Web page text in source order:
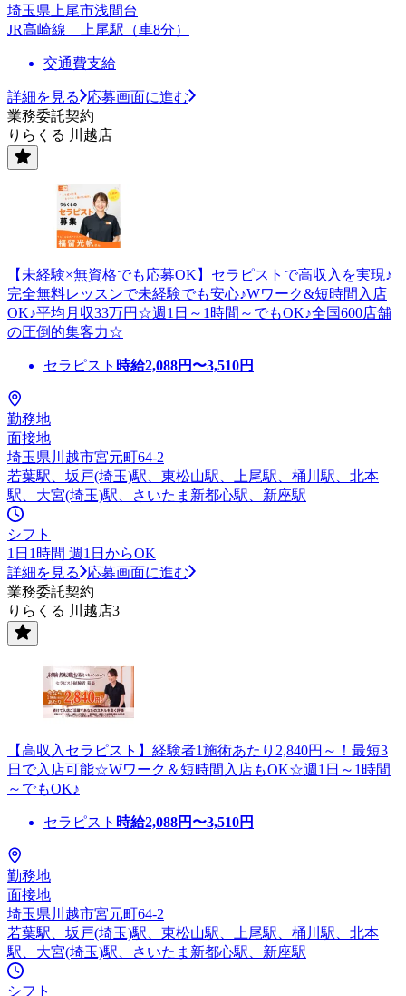
埼玉県上尾市浅間台
JR高崎線 上尾駅（車8分）
交通費支給
詳細を見る
応募画面に進む
業務委託契約
りらくる 川越店
【未経験×無資格でも応募OK】セラピストで高収入を実現♪
完全無料レッスンで未経験でも安心♪Wワーク&短時間入店
OK♪平均月収33万円☆週1日～1時間～でもOK♪全国600店舗
の圧倒的集客力☆
セラピスト 時給2,088円〜3,510円
勤務地
面接地
埼玉県川越市宮元町64-2
若葉駅、坂戸(埼玉)駅、東松山駅、上尾駅、桶川駅、北本
駅、大宮(埼玉)駅、さいたま新都心駅、新座駅
シフト
1日1時間 週1日からOK
詳細を見る
応募画面に進む
業務委託契約
りらくる 川越店3
【高収入セラピスト】経験者1施術あたり2,840円～！最短3
日で入店可能☆Wワーク＆短時間入店もOK☆週1日～1時間
～でもOK♪
セラピスト 時給2,088円〜3,510円
勤務地
面接地
埼玉県川越市宮元町64-2
若葉駅、坂戸(埼玉)駅、東松山駅、上尾駅、桶川駅、北本
駅、大宮(埼玉)駅、さいたま新都心駅、新座駅
シフト